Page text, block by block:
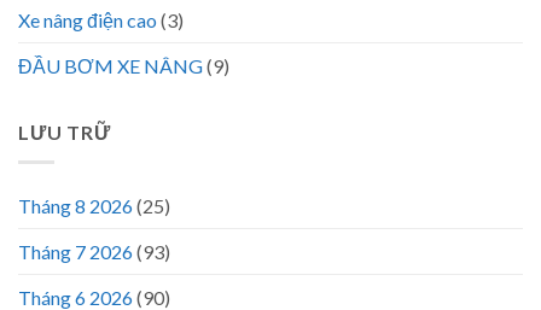
Xe nâng điện cao (3)
ĐẦU BƠM XE NÂNG(9)
LƯU TRỮ
Tháng 8 2026(25)
Tháng 7 2026(93)
Tháng 6 2026(90)